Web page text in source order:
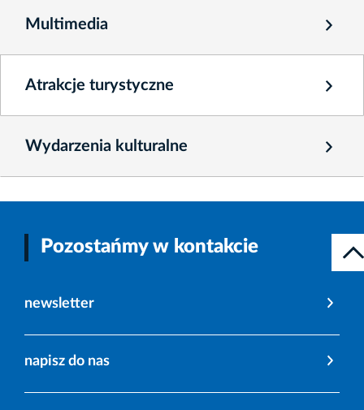
Multimedia
Atrakcje turystyczne
Wydarzenia kulturalne
Pozostańmy w kontakcie
newsletter
napisz do nas